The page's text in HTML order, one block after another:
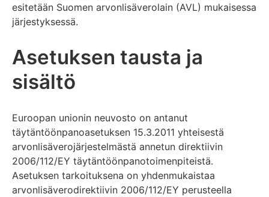
esitetään Suomen arvonlisäverolain (AVL) mukaisessa
järjestyksessä.
Asetuksen tausta ja
sisältö
Euroopan unionin neuvosto on antanut
täytäntöönpanoasetuksen 15.3.2011 yhteisestä
arvonlisäverojärjestelmästä annetun direktiivin
2006/112/EY täytäntöönpanotoimenpiteistä.
Asetuksen tarkoituksena on yhdenmukaistaa
arvonlisäverodirektiivin 2006/112/EY perusteella